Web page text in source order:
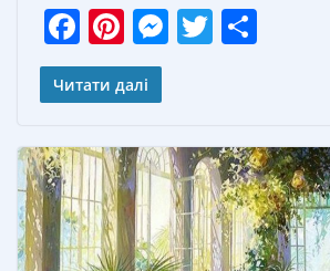
F
ac
e
o
o
k
Pi
nt
er
st
M
n
g
er
T
а
в
и
Читати далі